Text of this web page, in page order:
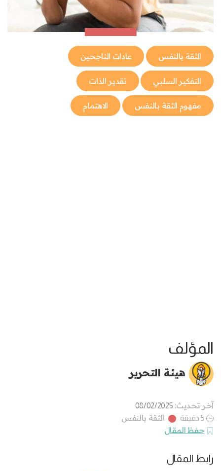
الثقة بالنفس عادات الناجحين
التفكير السلبي تقدير الذات
مفهوم الثقة بالنفس الاهتمام
المؤلف
هيئة التحرير
آخر تحديث: 08/02/2025
5 دقيقة
الثقة بالنفس
حفظ المقال
رابط المقال